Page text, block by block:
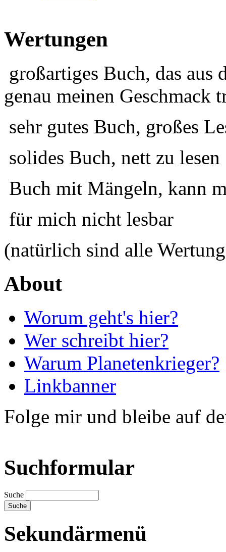
Wertungen
großartiges Buch, das aus
genau meinen Geschmack
sehr gutes Buch, großes
solides Buch, nett zu lesen
Buch mit Mängeln, kann
für mich nicht lesbar
(natürlich sind alle
About
Worum geht's hier?
Wer schreibt hier?
Warum Planetenkrieger?
Linkbanner
Folge mir und bleibe auf
Suchformular
Suche
Sekundärmenü